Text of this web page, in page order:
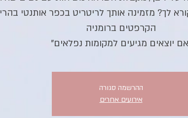
לך? מזמינה אותך לריטריט בכפר אותנטי בהרי
יוצאים מגיעים למקומות נפלאים"
ההרשמה סגורה
אירועים אחרים